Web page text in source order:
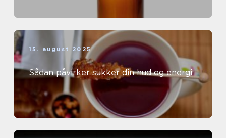
15. august 2025
Sådan påvirker sukker din hud og energi